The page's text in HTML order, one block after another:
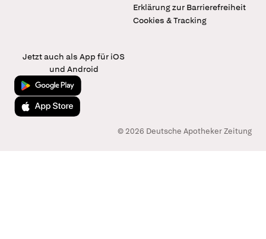
Erklärung zur Barrierefreiheit
Cookies & Tracking
Jetzt auch als App für iOS
und Android
Jetzt bei Google Play
Laden im App Store
© 2026 Deutsche Apotheker Zeitung